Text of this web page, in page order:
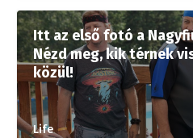
Itt az első fotó a
Nézd meg, kik térnek
közül!
Life